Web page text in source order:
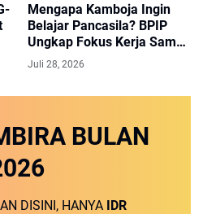
Mengapa Kamboja Ingin
Belajar Pancasila? BPIP
Ungkap Fokus Kerja Sama
dengan Indonesia
Juli 28, 2026
BULAN
DISINI, HANYA IDR